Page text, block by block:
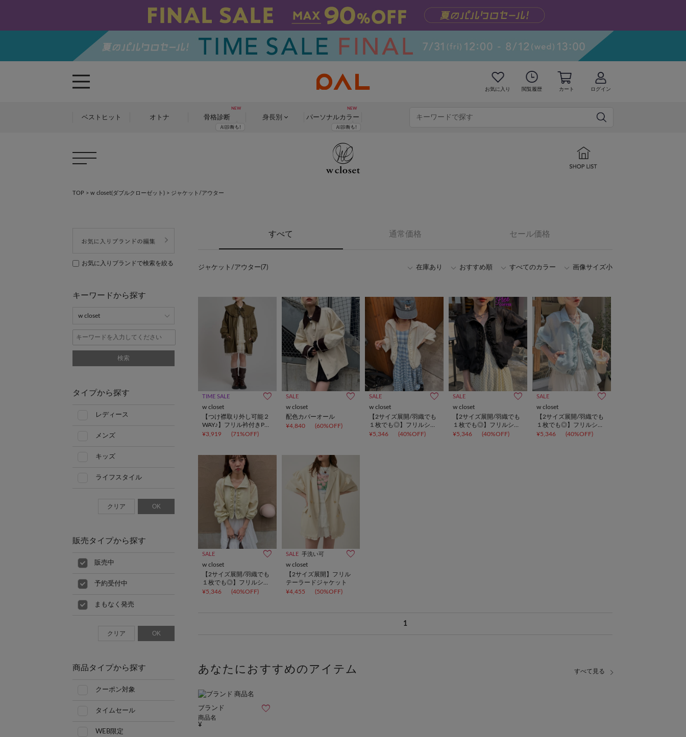
お気に入り 閲覧履歴 カート ログイン
ベストヒット オトナ 骨格診断 身長別 パーソナルカラー
TOP > w closet(ダブルクローゼット) > ジャケット/アウター
すべて 通常価格 セール価格
ジャケット/アウター(7) 在庫あり おすすめ順 すべてのカラー 画像サイズ小
TIME SALE
w closet
【つけ襟取り外し可能２
WAY♪】フリル衿付きPU
レザージャケット
¥3,919 (71%OFF)
SALE
w closet
配色カバーオール
¥4,840
(60%OFF)
SALE
w closet
【2サイズ展開/羽織でも
１枚でも◎】フリルシア
ーブルゾン
¥5,346 (40%OFF)
SALE
w closet
【2サイズ展開/羽織でも
１枚でも◎】フリルシア
ーブルゾン
¥5,346 (40%OFF)
SALE
w closet
【2サイズ展開/羽織でも
１枚でも◎】フリルシア
ーブルゾン
¥5,346 (40%OFF)
SALE
w closet
【2サイズ展開/羽織でも
１枚でも◎】フリルシア
ーブルゾン
¥5,346 (40%OFF)
SALE 手洗い可
w closet
【2サイズ展開】フリル
テーラードジャケット
¥4,455
(50%OFF)
1
あなたにおすすめのアイテム
ブランド
商品名
お気に入りブランドで検索を絞る
キーワードから探す
検索
タイプから探す
レディース
メンズ
キッズ
ライフスタイル
クリア OK
販売タイプから探す
販売中
予約受付中
まもなく発売
クリア OK
商品タイプから探す
クーポン対象
タイムセール
WEB限定